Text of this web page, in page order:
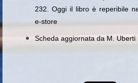
232. Oggi il libro è reperibile
e-store
Scheda aggiornata da M. Uberti